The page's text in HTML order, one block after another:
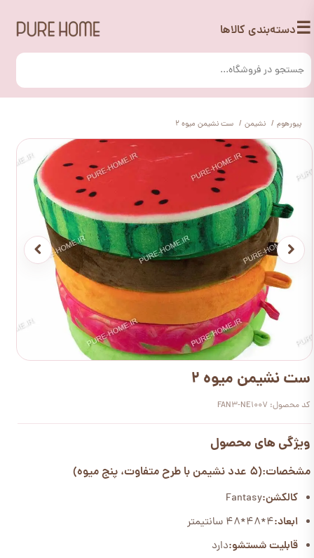
☰دسته‌بندی کالاها
پیورهوم نشیمن ست نشیمن میوه 2
ست نشیمن میوه 2
کد محصول: FAN3-NE1007
ویژگی های محصول
مشخصات:(5 عدد نشیمن با طرح متفاوت، پنج میوه)
کالکشن:Fantasy
ابعاد:4*48*48 سانتیمتر
قابلیت شستشو:دارد